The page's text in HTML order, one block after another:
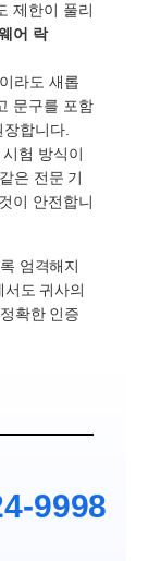
제한이 풀리
어 락
라도 새롭
문구를 포함
합니다.
험 방식이
은 전문 기
이 안전합니
엄격해지
도 귀사의
확한 인증
9998